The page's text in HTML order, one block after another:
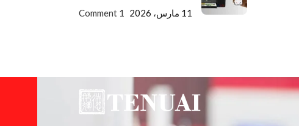
11 مارس، 2026
1 Comment